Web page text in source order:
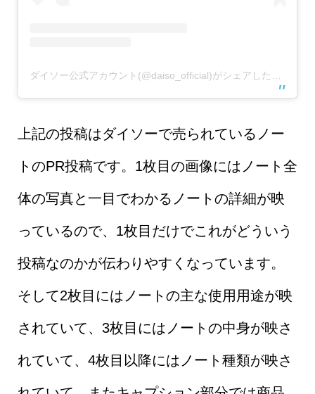
ダイソー公式アカウント(@daiso_official)がシェアした投稿
上記の投稿はダイソーで売られているノー
トのPR投稿です。1枚目の画像にはノート全
体の写真と一目でわかるノートの詳細が映
っているので、1枚目だけでこれがどういう
投稿なのかが伝わりやすくなっています。
そして2枚目にはノートの主な使用用途が映
されていて、3枚目にはノートの中身が映さ
れていて、4枚目以降にはノート種類が映さ